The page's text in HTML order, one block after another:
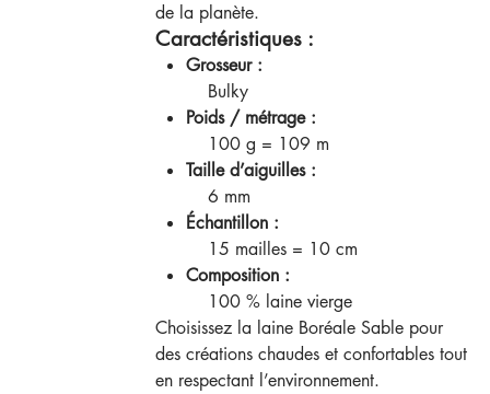
de la planète.
Caractéristiques :
Grosseur :
Bulky
Poids / métrage :
100 g = 109 m
Taille d’aiguilles :
6 mm
Échantillon :
15 mailles = 10 cm
Composition :
100 % laine vierge
Choisissez la laine Boréale Sable pour
des créations chaudes et confortables tout
en respectant l’environnement.